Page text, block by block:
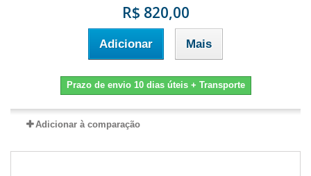
R$ 820,00
Adicionar Mais
Prazo de envio 10 dias úteis + Transporte
Adicionar à comparação